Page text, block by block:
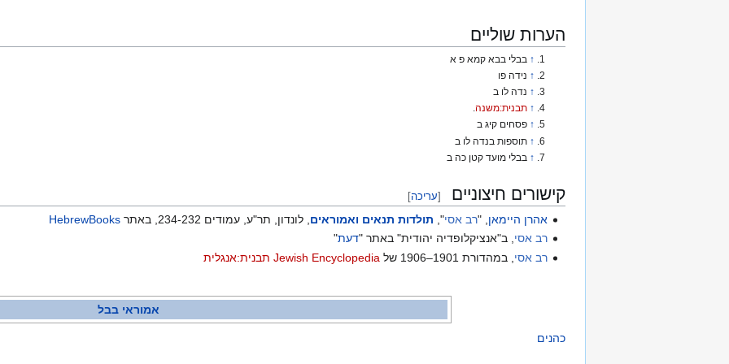
הערות שוליים
↑ בבלי בבא קמא פ א
↑ נידה פו
↑ נדה לו ב
↑ תבנית:משנה.
↑ פסחים קיג ב
↑ תוספות בנדה לו ב
↑ בבלי מועד קטן כה ב
קישורים חיצוניים [עריכה]
אהרן היימאן , "רב אסי", תולדות תנאים ואמוראים , לונדון, תר"ע, עמודים 234-232, באתר
HebrewBooks
רב אסי, ב"אנציקלופדיה יהודית" באתר "דעת"
רב אסי , במהדורת 1901–1906 של Jewish Encyclopedia תבנית:אנגלית
אמוראי בבל
כהנים